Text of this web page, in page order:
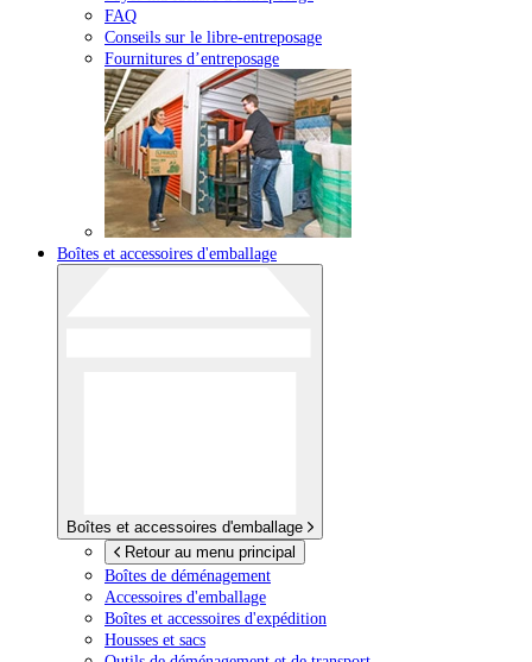
FAQ
Conseils sur le libre-entreposage
Fournitures d’entreposage
Boîtes et accessoires d'emballage
Boîtes et accessoires d'emballage
Retour au menu principal
Boîtes de déménagement
Accessoires d'emballage
Boîtes et accessoires d'expédition
Housses et sacs